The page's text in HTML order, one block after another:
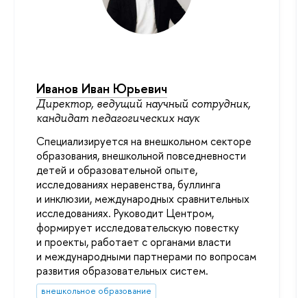
Иванов Иван Юрьевич
Директор, ведущий научный сотрудник,
кандидат педагогических наук
Специализируется на внешкольном секторе
образования, внешкольной повседневности
детей и образовательной опыте,
исследованиях неравенства, буллинга
и инклюзии, международных сравнительных
исследованиях. Руководит Центром,
формирует исследовательскую повестку
и проекты, работает с органами власти
и международными партнерами по вопросам
развития образовательных систем.
внешкольное образование